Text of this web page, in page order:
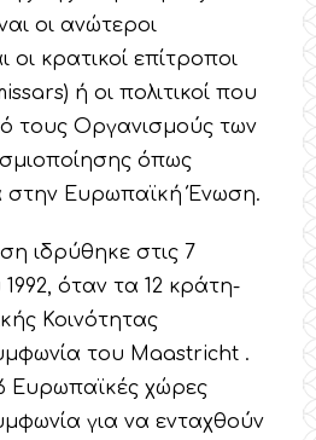
οι ανώτεροι
οι κρατικοί επίτροποι
ή οι πολιτικοί που
τους Οργανισμούς των
όπως
στην Ευρωπαϊκή Ένωση.
ιδρύθηκε στις 7
όταν τα 12 κράτη-
Κοινότητας
του Maastricht .
Ευρωπαϊκές χώρες
για να ενταχθούν